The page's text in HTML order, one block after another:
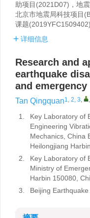
助项目(2021D07)，地
北京市地震局科技项目
课题(2019YFC1509402)
详细信息
Research and
earthquake
and
Tan Qingquan1, 2, 3, ,
1.
Key Laboratory of
Engineering
Mechanics, China
Heilongjiang
2.
Key Laboratory of
Ministry of
Harbin 150080,
3.
Beijing